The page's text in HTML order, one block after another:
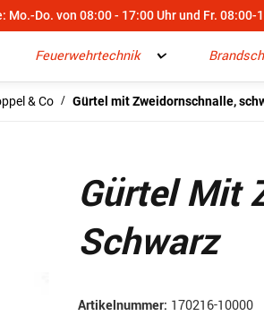
Mo.-Do. von 08:00 - 17:00 Uhr und Fr. 08:00-
Feuerwehrtechnik
& Co Gürtel mit Zweidornschnalle,
Gürtel Mit
Schwarz
Artikelnummer: 170216-10000